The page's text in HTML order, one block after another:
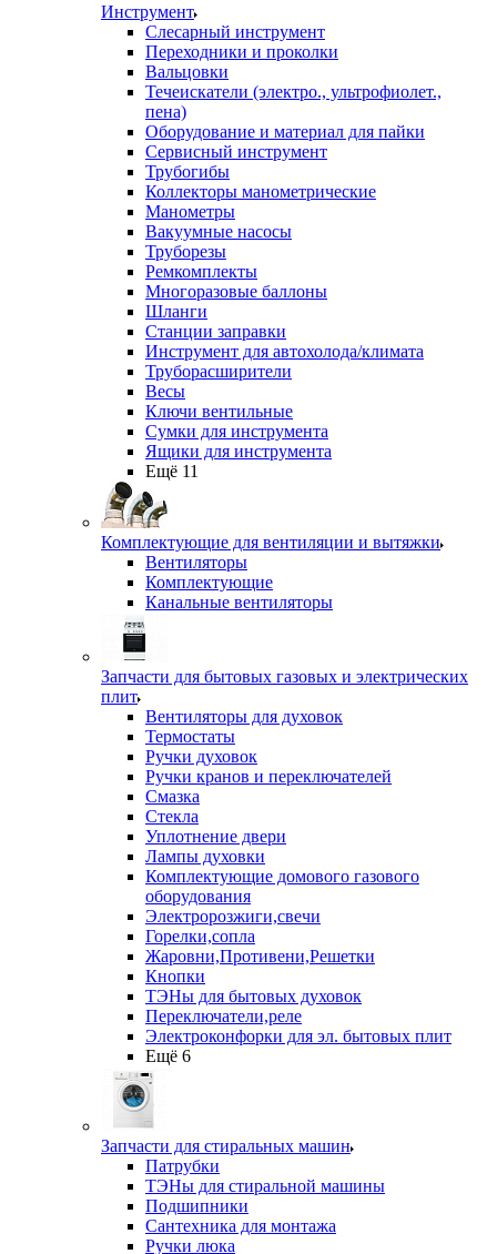
Инструмент
Слесарный инструмент
Переходники и проколки
Вальцовки
Течеискатели (электро., ультрофиолет.,
пена)
Оборудование и материал для пайки
Сервисный инструмент
Трубогибы
Коллекторы манометрические
Манометры
Вакуумные насосы
Труборезы
Ремкомплекты
Многоразовые баллоны
Шланги
Станции заправки
Инструмент для автохолода/климата
Труборасширители
Весы
Ключи вентильные
Сумки для инструмента
Ящики для инструмента
Ещё 11
Комплектующие для вентиляции и вытяжки
Вентиляторы
Комплектующие
Канальные вентиляторы
Запчасти для бытовых газовых и электрических
плит
Вентиляторы для духовок
Термостаты
Ручки духовок
Ручки кранов и переключателей
Смазка
Стекла
Уплотнение двери
Лампы духовки
Комплектующие домового газового
оборудования
Электророзжиги,свечи
Горелки,сопла
Жаровни,Противени,Решетки
Кнопки
ТЭНы для бытовых духовок
Переключатели,реле
Электроконфорки для эл. бытовых плит
Ещё 6
Запчасти для стиральных машин
Патрубки
ТЭНы для стиральной машины
Подшипники
Сантехника для монтажа
Ручки люка